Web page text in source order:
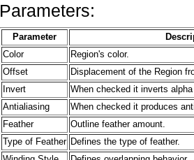
Parameters:
Parameter
Color
Region's color.
Offset
Displacement of the Region
Invert
When checked it inverts
Antialiasing
When checked it produces
Feather
Outline feather amount.
Type of Feather Defines the type of feather.